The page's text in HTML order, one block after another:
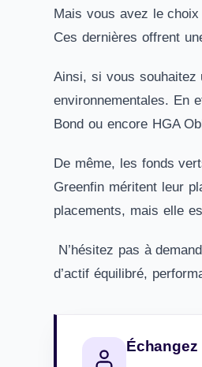
Mais vous avez le
Ces dernières offrent
Ainsi, si vous souhaitez
environnementales. En
Bond ou encore HGA
De même, les fonds
Greenfin méritent leur
placements, mais elle
N’hésitez pas à
d’actif équilibré,